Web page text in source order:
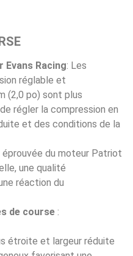
Racing: Les
réglable et
(2,0 po) sont plus
régler la compression en
et des conditions de la
éprouvée du moteur Patriot
une qualité
réaction du
de course :
étroite et largeur réduite